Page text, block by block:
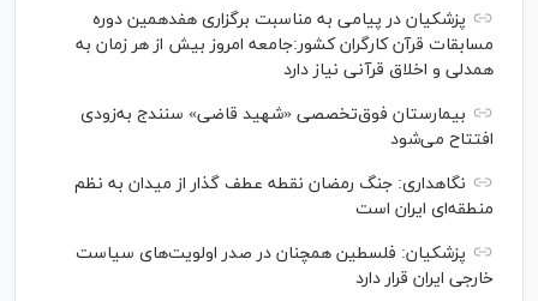
پزشکیان در پیامی به مناسبت برگزاری هفدهمین دوره
مسابقات قرآن کارگران کشور:جامعه امروز بیش از هر زمان به
همدلی و اخلاق قرآنی نیاز دارد
بیمارستان فوق‌تخصصی «شهید قاضی» سنندج به‌زودی
افتتاح می‌شود
نگاهداری: جنگ رمضان نقطه عطف گذار از میدان به نظم
منطقه‌ای ایران است
پزشکیان: فلسطین همچنان در صدر اولویت‌های سیاست
خارجی ایران قرار دارد